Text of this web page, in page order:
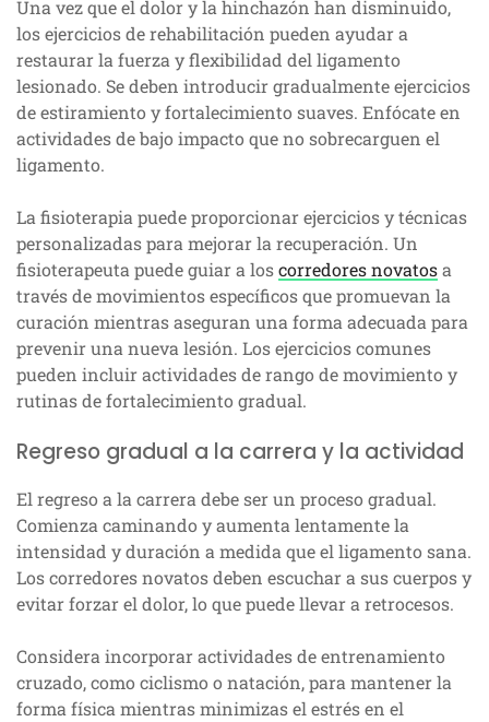
Una vez que el dolor y la hinchazón han disminuido,
los ejercicios de rehabilitación pueden ayudar a
restaurar la fuerza y flexibilidad del ligamento
lesionado. Se deben introducir gradualmente ejercicios
de estiramiento y fortalecimiento suaves. Enfócate en
actividades de bajo impacto que no sobrecarguen el
ligamento.
La fisioterapia puede proporcionar ejercicios y técnicas
personalizadas para mejorar la recuperación. Un
fisioterapeuta puede guiar a loscorredores novatosa
través de movimientos específicos que promuevan la
curación mientras aseguran una forma adecuada para
prevenir una nueva lesión. Los ejercicios comunes
pueden incluir actividades de rango de movimiento y
rutinas de fortalecimiento gradual.
Regreso gradual a la carrera y la actividad
El regreso a la carrera debe ser un proceso gradual.
Comienza caminando y aumenta lentamente la
intensidad y duración a medida que el ligamento sana.
Los corredores novatos deben escuchar a sus cuerpos y
evitar forzar el dolor, lo que puede llevar a retrocesos.
Considera incorporar actividades de entrenamiento
cruzado, como ciclismo o natación, para mantener la
forma física mientras minimizas el estrés en el